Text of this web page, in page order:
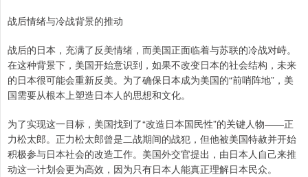
战后情绪与冷战背景的推动
战后的日本，充满了反美情绪，而美国正面临着与苏联的冷战对峙。
在这种背景下，美国开始意识到，如果不改变日本的社会结构，未来
的日本很可能会重新反美。为了确保日本成为美国的“前哨阵地”，美
国需要从根本上塑造日本人的思想和文化。
为了实现这一目标，美国找到了“改造日本国民性”的关键人物——正
力松太郎。正力松太郎曾是二战期间的战犯，但他被美国特赦并开始
积极参与日本社会的改造工作。美国外交官提出，由日本人自己来推
动这一计划会更为高效，因为只有日本人能真正理解日本民众。